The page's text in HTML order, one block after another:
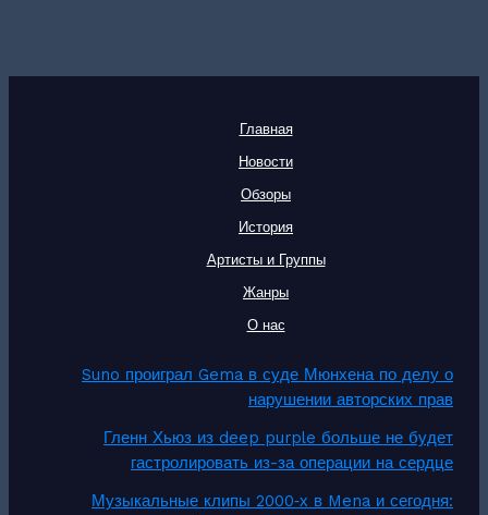
Главная
Новости
Обзоры
История
Артисты и Группы
Жанры
О нас
Suno проиграл Gema в суде Мюнхена по делу о
нарушении авторских прав
Гленн Хьюз из deep purple больше не будет
гастролировать из-за операции на сердце
Музыкальные клипы 2000‑х в Mena и сегодня: